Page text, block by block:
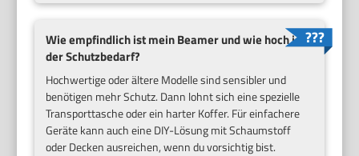
Wie empfindlich ist mein Beamer und wie hoch ist
der Schutzbedarf?
Hochwertige oder ältere Modelle sind sensibler und
benötigen mehr Schutz. Dann lohnt sich eine spezielle
Transporttasche oder ein harter Koffer. Für einfachere
Geräte kann auch eine DIY-Lösung mit Schaumstoff
oder Decken ausreichen, wenn du vorsichtig bist.